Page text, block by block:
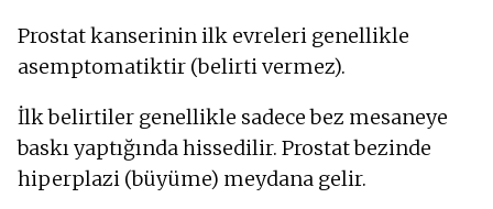
Prostat kanserinin ilk evreleri genellikle
asemptomatiktir (belirti vermez).
İlk belirtiler genellikle sadece bez mesaneye
baskı yaptığında hissedilir. Prostat bezinde
hiperplazi (büyüme) meydana gelir.